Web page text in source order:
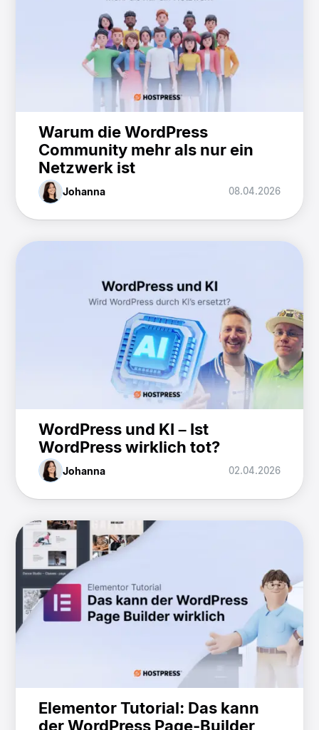
Warum die WordPress
Community mehr als nur ein
Netzwerk ist
Johanna 08.04.2026
WordPress und KI – Ist
WordPress wirklich tot?
Johanna 02.04.2026
Elementor Tutorial: Das kann
der WordPress Page-Builder